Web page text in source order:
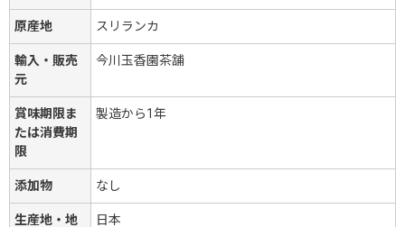
原産地 スリランカ
輸入・販売
元
今川玉香園茶舗
賞味期限ま
たは消費期
限
製造から1年
添加物 なし
生産地・地
日本